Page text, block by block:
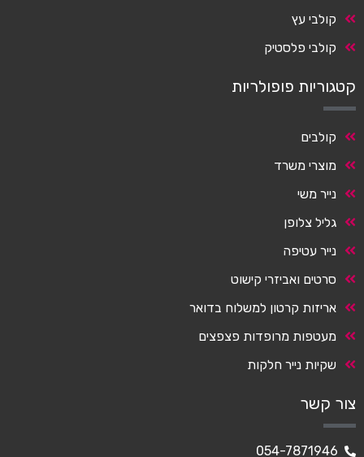
קולבי עץ
קולבי פלסטיק
קטגוריות פופולריות
קולבים
מוצרי משרד
נייר משי
גליל צלופן
נייר עטיפה
סרטים ואביזרי קישוט
אריזות קרטון למשלוח בדואר
מעטפות מרופדות פצפצים
שקיות נייר חלקות
צור קשר
054-7871946